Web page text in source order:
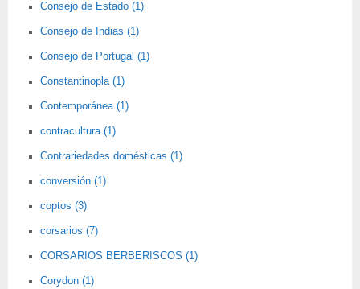
Consejo de Estado (1)
Consejo de Indias (1)
Consejo de Portugal (1)
Constantinopla (1)
Contemporánea (1)
contracultura (1)
Contrariedades domésticas (1)
conversión (1)
coptos (3)
corsarios (7)
CORSARIOS BERBERISCOS (1)
Corydon (1)